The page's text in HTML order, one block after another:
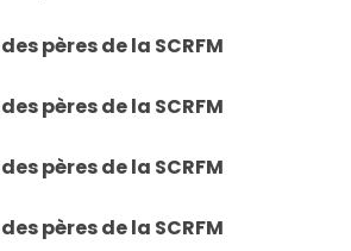
pères de la SCRFM
pères de la SCRFM
pères de la SCRFM
pères de la SCRFM